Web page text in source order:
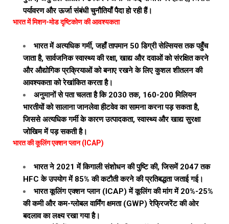
पर्यावरण और ऊर्जा संबंधी चुनौतियाँ पैदा हो रही हैं।
भारत में मिशन-मोड दृष्टिकोण की आवश्यकता
भारत में अत्यधिक गर्मी, जहाँ तापमान 50 डिग्री सेल्सियस तक पहुँच
जाता है, सार्वजनिक स्वास्थ्य की रक्षा, खाद्य और दवाओं को संरक्षित करने
और औद्योगिक प्रक्रियाओं को बनाए रखने के लिए कुशल शीतलन की
आवश्यकता को रेखांकित करता है।
अनुमानों से पता चलता है कि 2030 तक, 160-200 मिलियन
भारतीयों को सालाना जानलेवा हीटवेव का सामना करना पड़ सकता है,
जिससे अत्यधिक गर्मी के कारण उत्पादकता, स्वास्थ्य और खाद्य सुरक्षा
जोखिम में पड़ सकती है।
भारत की कूलिंग एक्शन प्लान (ICAP)
भारत ने 2021 में किगाली संशोधन की पुष्टि की, जिसमें 2047 तक
HFC के उपयोग में 85% की कटौती करने की प्रतिबद्धता जताई गई।
भारत कूलिंग एक्शन प्लान (ICAP) में कूलिंग की मांग में 20%-25%
की कमी और कम-ग्लोबल वार्मिंग क्षमता (GWP) रेफ्रिजरेंट की ओर
बदलाव का लक्ष्य रखा गया है।